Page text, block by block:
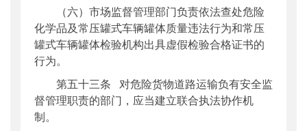
（六）市场监督管理部门负责依法查处危险
化学品及常压罐式车辆罐体质量违法行为和常压
罐式车辆罐体检验机构出具虚假检验合格证书的
行为。
第五十三条 对危险货物道路运输负有安全监
督管理职责的部门，应当建立联合执法协作机
制。